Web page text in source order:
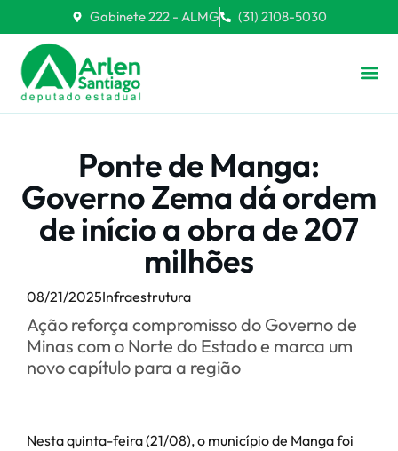
Gabinete 222 - ALMG (31) 2108-5030
Ponte de Manga:
Governo Zema dá ordem
de início a obra de 207
milhões
08/21/2025Infraestrutura
Ação reforça compromisso do Governo de
Minas com o Norte do Estado e marca um
novo capítulo para a região
Nesta quinta-feira (21/08), o município de Manga foi